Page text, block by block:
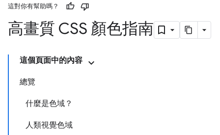
這對你有幫助嗎？
高畫質 CSS 顏色指南
這個頁面中的內容
總覽
什麼是色域？
人類視覺色域